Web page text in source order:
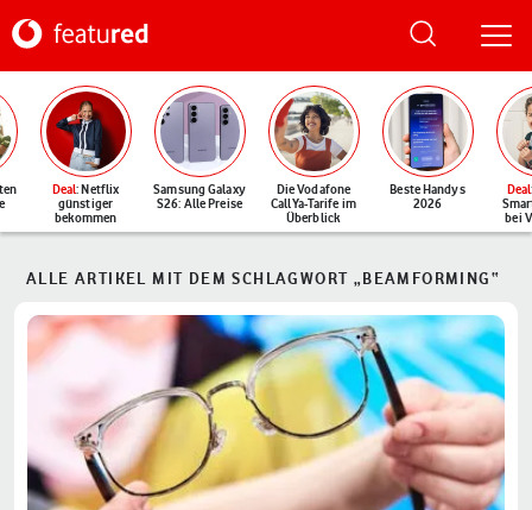
Deal: Netflix
günstiger
bekommen
Samsung Galaxy
S26: Alle Preise
Die Vodafone
CallYa-Tarife im
Überblick
Beste Handys
2026
Deal
bei
ALLE ARTIKEL MIT DEM SCHLAGWORT „BEAMFORMING“